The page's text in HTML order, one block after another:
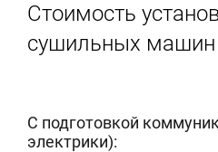
Стоимость
сушильных машин
С подготовкой
электрики):